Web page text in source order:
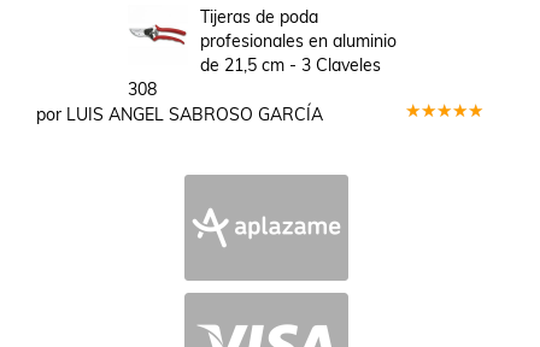
Tijeras de poda
profesionales en aluminio
de 21,5 cm - 3 Claveles
308
por LUIS ANGEL SABROSO GARCÍA